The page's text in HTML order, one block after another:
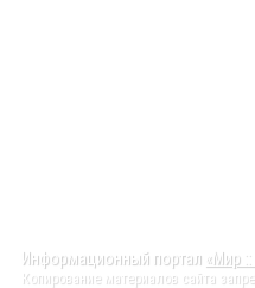
Информационный портал «Мир
Копирование материалов сайта